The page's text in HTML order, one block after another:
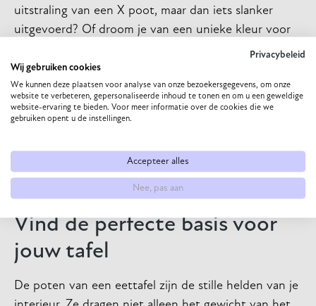
uitstraling van een X poot, maar dan iets slanker
uitgevoerd? Of droom je van een unieke kleur voor
je metalen frame die perfect past bij de accenten in je
keuken?
Met maatwerk vind je precies de juiste balans tussen
stijl, stevigheid en persoonlijkheid. Je kunt
vormen en afmetingen om een meubel te creëren dat
niet alleen functioneel is, maar ook een verhaal
Vind de perfecte basis voor
jouw tafel
De poten van een eettafel zijn de stille helden van je
Privacybeleid
Wij gebruiken cookies
We kunnen deze plaatsen voor analyse van onze bezoekersgegevens, om onze
website te verbeteren, gepersonaliseerde inhoud te tonen en om u een geweldige
website-ervaring te bieden. Voor meer informatie over de cookies die we
gebruiken opent u de instellingen.
Accepteer alles
Nee, pas aan